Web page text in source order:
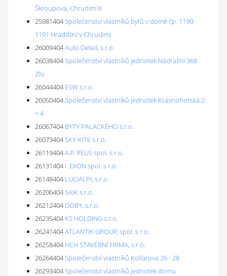
Škroupova, Chrudim III
25981404Společenství vlastníků bytů v domě čp. 1190-
1191 Hradištní v Chrudimi
26009404Auto Detail, s.r.o.
26038404Společenství vlastníků jednotek Nádražní 368
Zliv
26044404 ESW s.r.o.
26050404Společenství vlastníků jednotek Krásnohorská 2
+ 4
26067404 BYTY PALACKÉHO s.r.o.
26073404SKY-KITE s.r.o.
26119404A.P. REUS spol. s r.o.
26131404 I. EXON spol. s r.o.
26148404 LUCIALPI, s.r.o.
26206404SAIK s.r.o.
26212404 DOBY, s.r.o.
26235404 KS HOLDING s.r.o.
26241404ATLANTIK GROUP, spol. s r.o.
26258404 HCH STAVEBNÍ FIRMA, s.r.o.
26264404Společenství vlastníků Kollárova 26 - 28
26293404Společenství vlastníků jednotek domu